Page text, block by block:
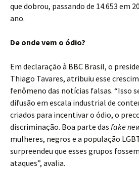
que dobrou, passando de 14.653 em
ano.
De onde vem o ódio?
Em declaração à BBC Brasil, o
Thiago Tavares, atribuiu esse
fenômeno das notícias falsas. “Isso
difusão em escala industrial de
criados para incentivar o ódio, o
discriminação. Boa parte das fake
mulheres, negros e a população
surpreendeu que esses grupos
ataques”, avalia.